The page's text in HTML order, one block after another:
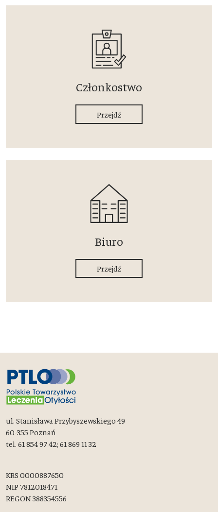
Członkostwo
Przejdź
Biuro
Przejdź
ul. Stanisława Przybyszewskiego 49
60-355 Poznań
tel. 61 854 97 42; 61 869 11 32
KRS 0000887650
NIP 7812018471
REGON 388354556